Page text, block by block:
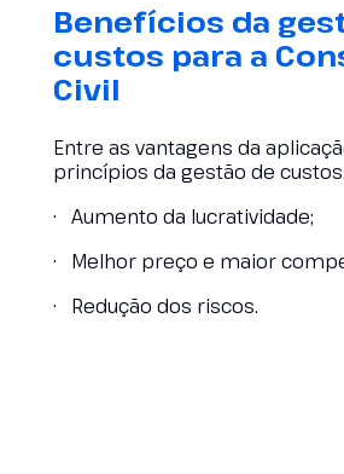
Benefícios da
custos para a
Civil
Entre as vantagens da
princípios da gestão de
· Aumento da lucratividade;
· Melhor preço e maior
· Redução dos riscos.